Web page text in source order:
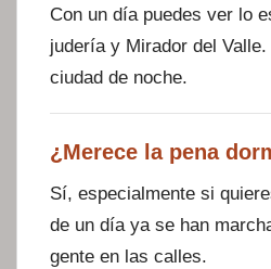
Con un día puedes ver lo
judería y Mirador del
ciudad de noche.
¿Merece la pena
Sí, especialmente si
de un día ya se han
gente en las calles.